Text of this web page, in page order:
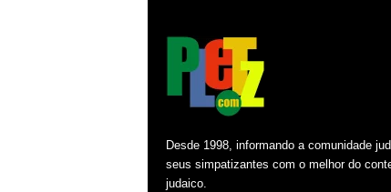
Desde 1998, informando a comunidade
seus simpatizantes com o melhor do
judaico.